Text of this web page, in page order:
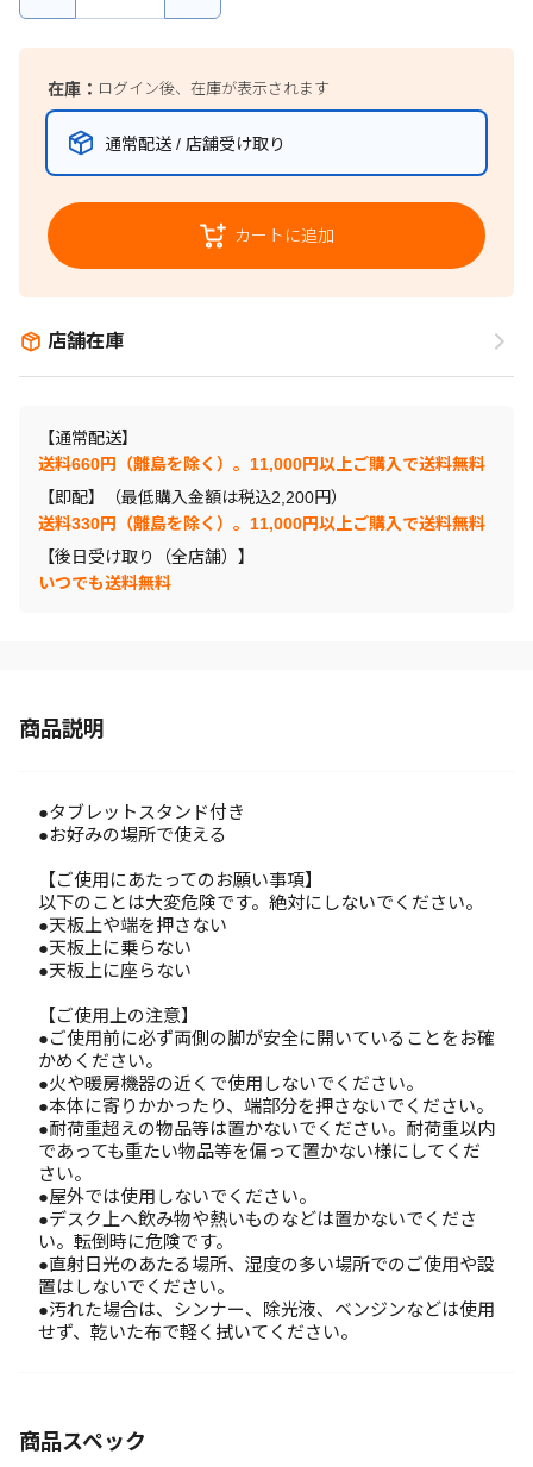
在庫： ログイン後、在庫が表示されます
通常配送 / 店舗受け取り
カートに追加
店舗在庫
【通常配送】
送料660円（離島を除く）。11,000円以上ご購入で送料無料
【即配】（最低購入金額は税込2,200円）
送料330円（離島を除く）。11,000円以上ご購入で送料無料
【後日受け取り（全店舗）】
いつでも送料無料
商品説明
●タブレットスタンド付き
●お好みの場所で使える
【ご使用にあたってのお願い事項】
以下のことは大変危険です。絶対にしないでください。
●天板上や端を押さない
●天板上に乗らない
●天板上に座らない
【ご使用上の注意】
●ご使用前に必ず両側の脚が安全に開いていることをお確
かめください。
●火や暖房機器の近くで使用しないでください。
●本体に寄りかかったり、端部分を押さないでください。
●耐荷重超えの物品等は置かないでください。耐荷重以内
であっても重たい物品等を偏って置かない様にしてくだ
さい。
●屋外では使用しないでください。
●デスク上へ飲み物や熱いものなどは置かないでくださ
い。転倒時に危険です。
●直射日光のあたる場所、湿度の多い場所でのご使用や設
置はしないでください。
●汚れた場合は、シンナー、除光液、ベンジンなどは使用
せず、乾いた布で軽く拭いてください。
商品スペック